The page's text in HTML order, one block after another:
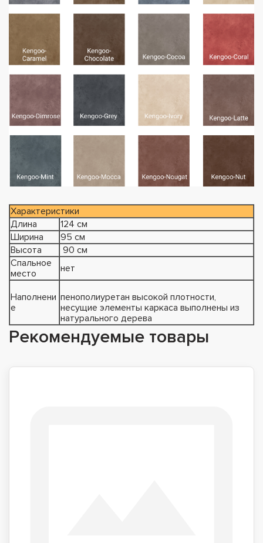
Характеристики
Длина
124 см
Ширина
95 см
Высота
90 см
Спальное
место
нет
Наполнени
е
пенополиуретан высокой плотности,
несущие элементы каркаса выполнены из
натурального дерева
Рекомендуемые товары